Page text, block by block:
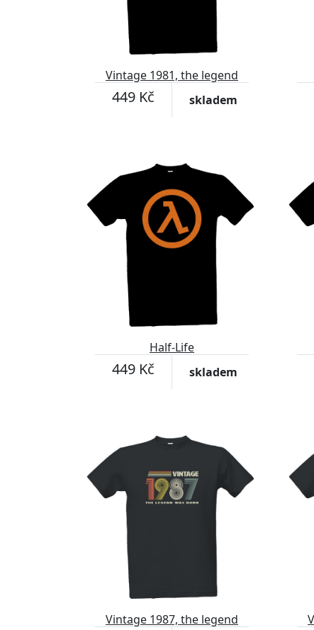
Vintage 1981, the legend
was born
449 Kč skladem
Half-Life
449 Kč skladem
Vintage 1987, the legend